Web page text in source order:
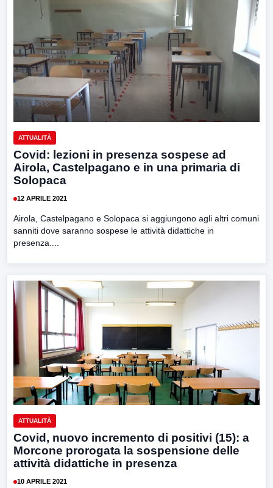
ATTUALITÀ
Covid: lezioni in presenza sospese ad
Airola, Castelpagano e in una primaria di
Solopaca
12 APRILE 2021
Airola, Castelpagano e Solopaca si aggiungono agli altri comuni
sanniti dove saranno sospese le attività didattiche in
presenza....
ATTUALITÀ
Covid, nuovo incremento di positivi (15): a
Morcone prorogata la sospensione delle
attività didattiche in presenza
10 APRILE 2021